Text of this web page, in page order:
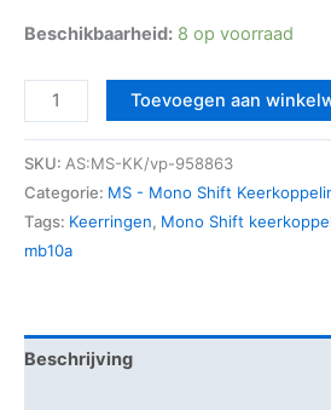
Beschikbaarheid: 8 op voorraad
Toevoegen aan
SKU: AS:MS-KK/vp-958863
Categorie: MS - Mono Shift
Tags: Keerringen, Mono Shift
mb10a
Beschrijving